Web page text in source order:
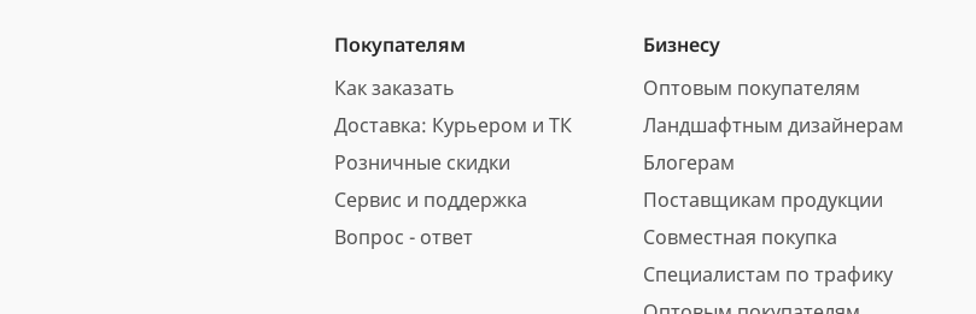
Покупателям
Как заказать
Доставка: Курьером и ТК
Розничные скидки
Сервис и поддержка
Вопрос - ответ
Бизнесу
Оптовым покупателям
Ландшафтным дизайнерам
Блогерам
Поставщикам продукции
Совместная покупка
Специалистам по трафику